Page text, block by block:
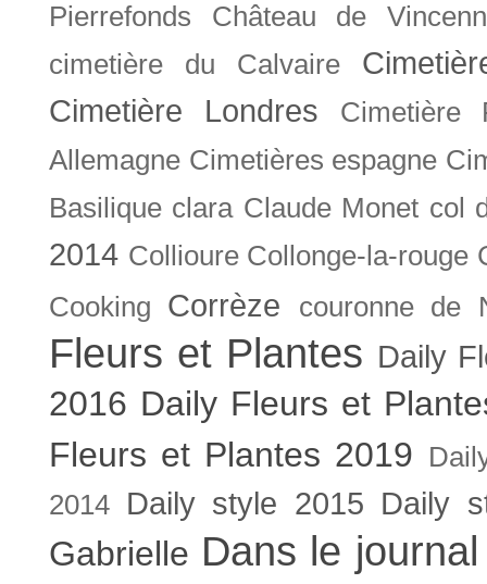
Pierrefonds
Château de
cimetière du Calvaire
Cimetière Londres
Cimetière
Allemagne Cimetières espagne
Basilique clara Claude Monet col
2014 Collioure Collonge-la-rouge
Cooking
Corrèze couronne de
Fleurs et Plantes Daily
2016 Daily Fleurs et
Fleurs et Plantes 2019
2014
Daily style 2015 Daily
Gabrielle Dans le journal